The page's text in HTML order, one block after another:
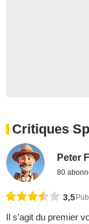
Critiques
Peter
80
3,5
Il s’agit du premier